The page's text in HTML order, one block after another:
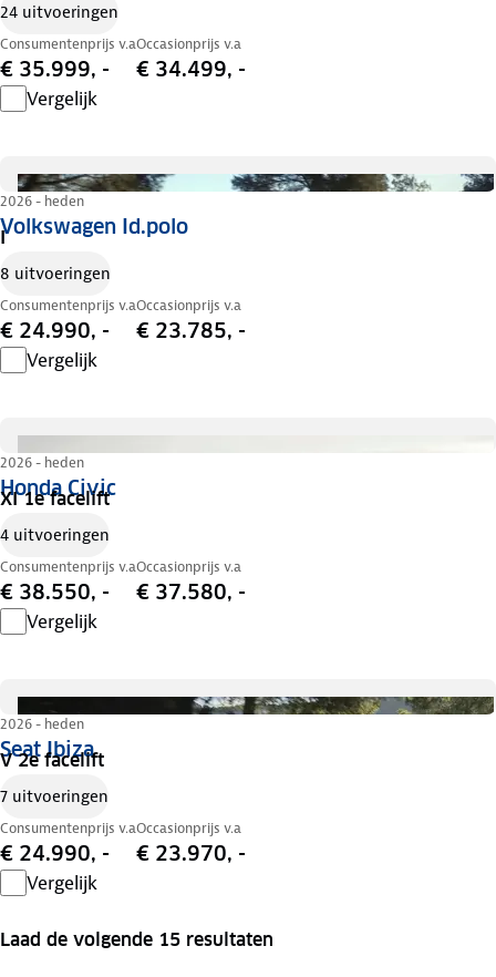
24 uitvoeringen
Consumentenprijs v.a
€ 35.999, -
Occasionprijs v.a
€ 34.499, -
Vergelijk
Volkswagen Id.polo
2026 - heden
I
8 uitvoeringen
Consumentenprijs v.a
€ 24.990, -
Occasionprijs v.a
€ 23.785, -
Vergelijk
Honda Civic
2026 - heden
XI 1e facelift
4 uitvoeringen
Consumentenprijs v.a
€ 38.550, -
Occasionprijs v.a
€ 37.580, -
Vergelijk
Seat Ibiza
2026 - heden
V 2e facelift
7 uitvoeringen
Consumentenprijs v.a
€ 24.990, -
Occasionprijs v.a
€ 23.970, -
Vergelijk
Laad de volgende 15 resultaten